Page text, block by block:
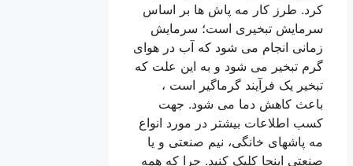
کرد. طرز کار مه پاش ها بر اساس
سرمایش تبخیری است؛ سرمایش
زمانی انجام می شود که آب در هوای
گرم تبخیر می شود و به این علت که
تبخیر یک فرآیند گرماگیر است ،
باعث کاهش دما می شود. جهت
کسب اطلاعات بیشتر در مورد انواع
مه پاشهای خانگی، نیم صنعتی و یا
صنعتی اینجا کلیک کنید. چرا که همه